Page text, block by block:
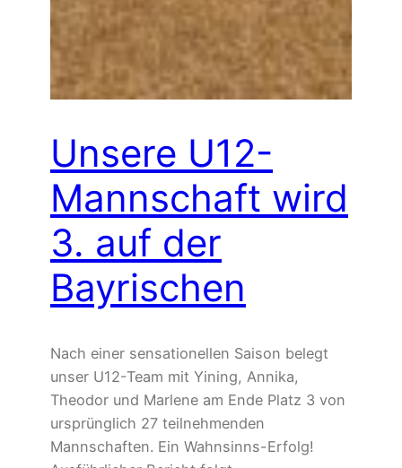
Unsere U12-
Mannschaft wird
3. auf der
Bayrischen
Nach einer sensationellen Saison belegt
unser U12-Team mit Yining, Annika,
Theodor und Marlene am Ende Platz 3 von
ursprünglich 27 teilnehmenden
Mannschaften. Ein Wahnsinns-Erfolg!